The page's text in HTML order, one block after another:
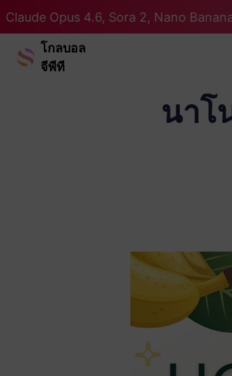
Claude Opus 4.6, Sora 2, Nano
โกลบอล
จีพีที
นาโ